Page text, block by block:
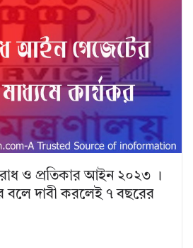
ও প্রতিকার আইন ২০২৩ ।
বলে দাবী করলেই ৭ বছরের